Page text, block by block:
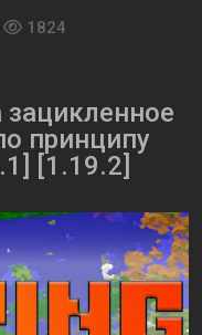
1824
зацикленное
принципу
[1.19.2]